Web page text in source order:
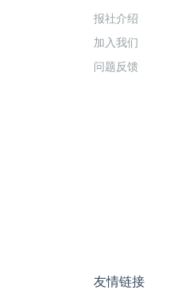
报社介绍
加入我们
问题反馈
友情链接